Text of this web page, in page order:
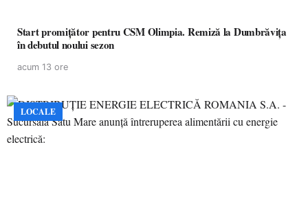
Start promițător pentru CSM Olimpia. Remiză la Dumbrăvița
în debutul noului sezon
acum 13 ore
LOCALE